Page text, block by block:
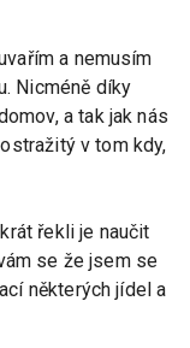
a nemusím
Nicméně díky
a tak jak nás
v tom kdy,
řekli je naučit
se že jsem se
některých jídel a